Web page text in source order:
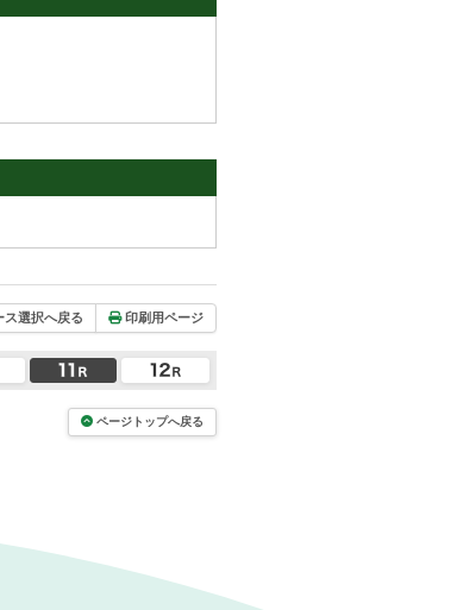
ス選択へ戻る 印刷用ページ
ページトップへ戻る